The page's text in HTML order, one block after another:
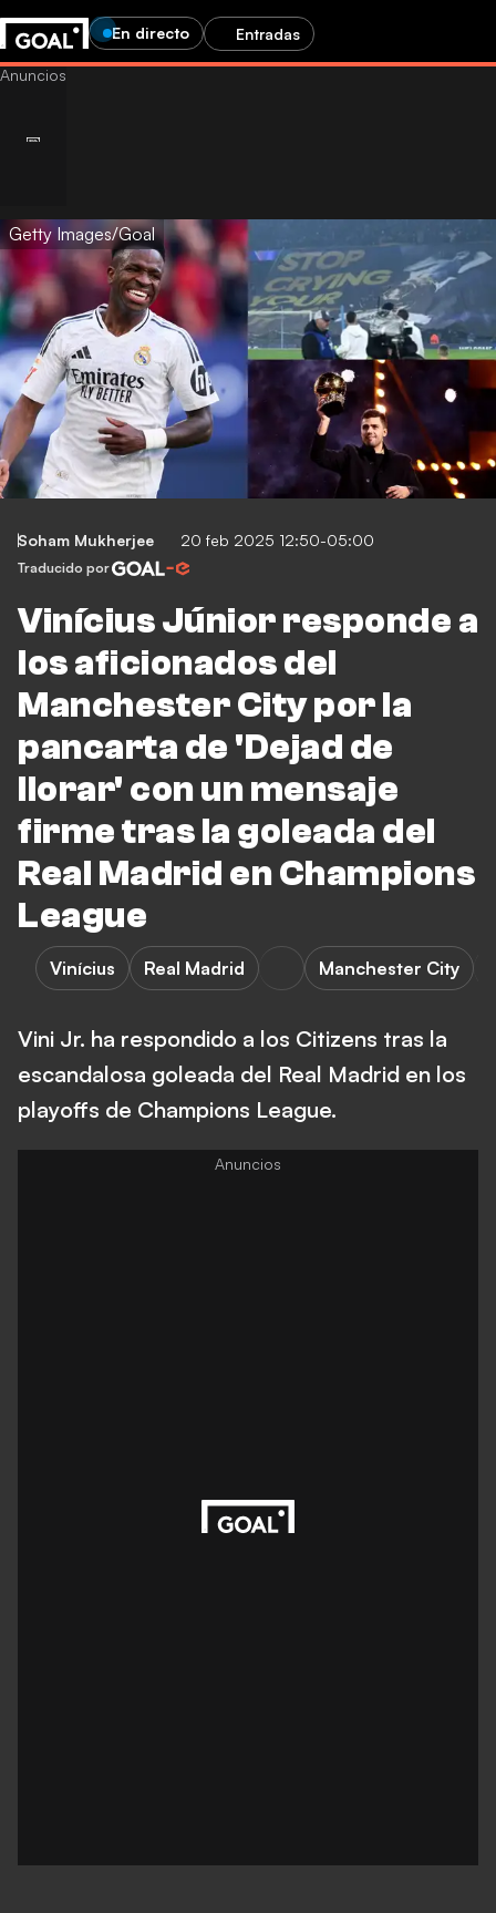
En directo Entradas
Getty Images/Goal
Soham Mukherjee 20 feb 2025 12:50-05:00
Traducido por
Vinícius Júnior responde a
los aficionados del
Manchester City por la
pancarta de 'Dejad de
llorar' con un mensaje
firme tras la goleada del
Real Madrid en Champions
League
Vinícius Real Madrid Manchester City
Vini Jr. ha respondido a los Citizens tras la
escandalosa goleada del Real Madrid en los
playoffs de Champions League.